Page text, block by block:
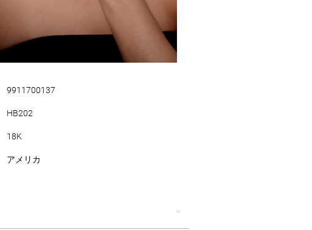
9911700137
HB202
18K
アメリカ